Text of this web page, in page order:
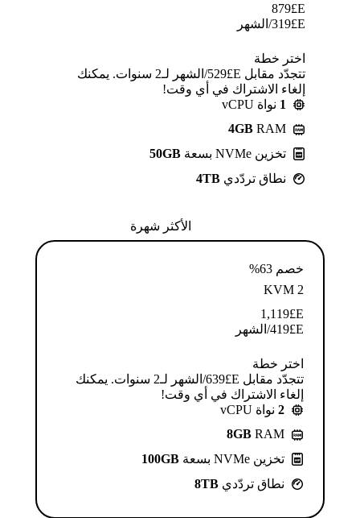
E£
879
E£
319/الشهر
اختر خطة
تتجدّد مقابل E£⁦529⁩/الشهر لـ2 سنوات. يمكنك
إلغاء الاشتراك في أي وقت!
1 نواة vCPU
4GB RAM
تخزين NVMe بسعة
50GB
نطاق تردّدي 4TB
الأكثر شهرة
خصم 63%
KVM 2
E£
1,119
E£
419/الشهر
اختر خطة
تتجدّد مقابل E£⁦639⁩/الشهر لـ2 سنوات. يمكنك
إلغاء الاشتراك في أي وقت!
2 نواة vCPU
8GB RAM
تخزين NVMe بسعة
100GB
نطاق تردّدي 8TB